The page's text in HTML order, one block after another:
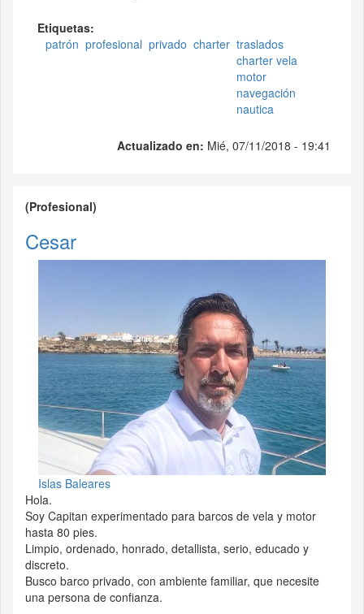
Etiquetas:
patrón profesional privado charter traslados
charter vela
motor
navegación
nautica
Actualizado en: Mié, 07/11/2018 - 19:41
(Profesional)
Cesar
Islas Baleares
Hola.
Soy Capitan experimentado para barcos de vela y motor
hasta 80 pies.
Limpio, ordenado, honrado, detallista, serio, educado y
discreto.
Busco barco privado, con ambiente familiar, que necesite
una persona de confianza.